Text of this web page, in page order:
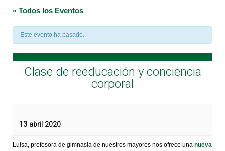
« Todos los Eventos
Este evento ha pasado.
Clase de reeducación y conciencia
corporal
13 abril 2020
Luisa, profesora de gimnasia de nuestros mayores nos ofrece una nueva